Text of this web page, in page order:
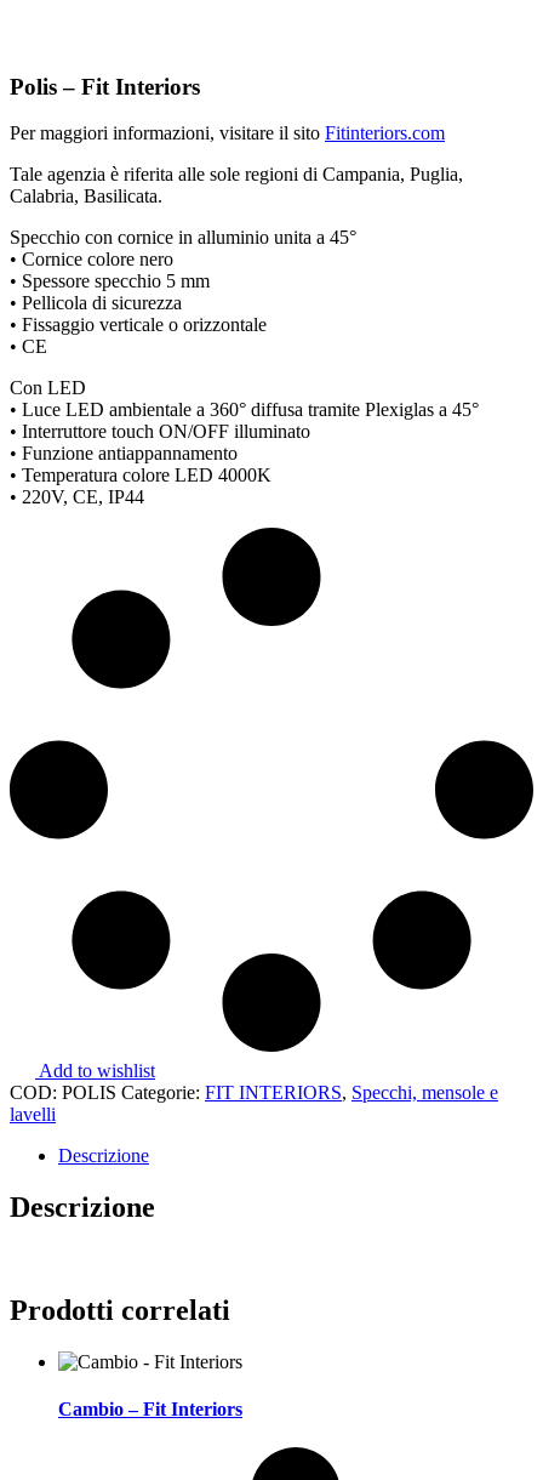
Polis – Fit Interiors
Per maggiori informazioni, visitare il sito Fitinteriors.com
Tale agenzia è riferita alle sole regioni di Campania, Puglia,
Calabria, Basilicata.
Specchio con cornice in alluminio unita a 45°
• Cornice colore nero
• Spessore specchio 5 mm
• Pellicola di sicurezza
• Fissaggio verticale o orizzontale
• CE
Con LED
• Luce LED ambientale a 360° diffusa tramite Plexiglas a 45°
• Interruttore touch ON/OFF illuminato
• Funzione antiappannamento
• Temperatura colore LED 4000K
• 220V, CE, IP44
Add to wishlist
COD: POLIS Categorie: FIT INTERIORS, Specchi, mensole e
lavelli
Descrizione
Descrizione
Prodotti correlati
Cambio – Fit Interiors